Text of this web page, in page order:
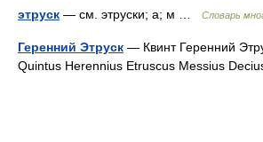
этруск — см. этруски; а; м … Словарь
Геренний Этруск — Квинт Геренний
Quintus Herennius Etruscus Messius